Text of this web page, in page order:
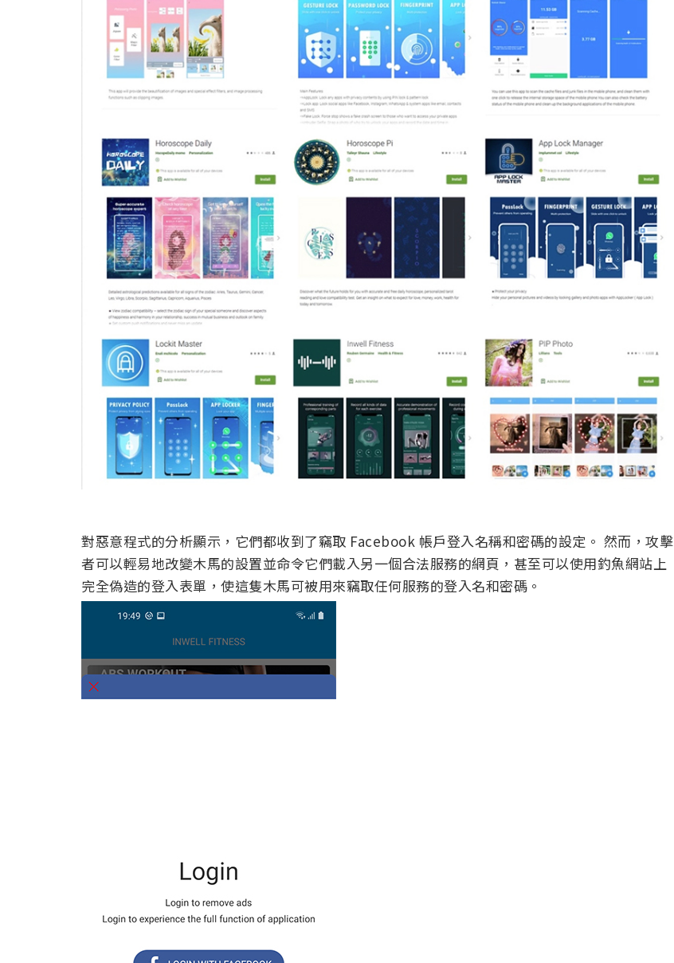
對惡意程式的分析顯示，它們都收到了竊取 Facebook 帳戶登入名稱和密碼的設定。 然而，攻擊
者可以輕易地改變木馬的設置並命令它們載入另一個合法服務的網頁，甚至可以使用釣魚網站上
完全偽造的登入表單，使這隻木馬可被用來竊取任何服務的登入名和密碼。